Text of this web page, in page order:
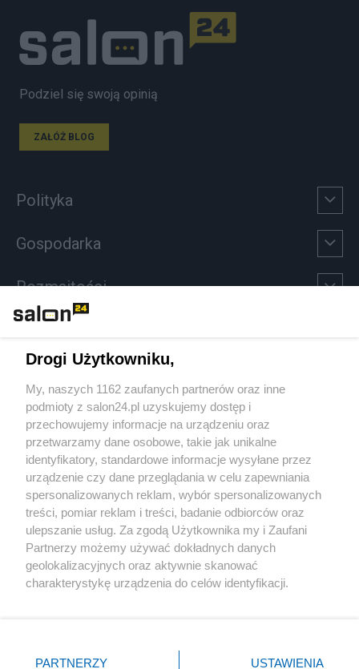
Podziel się swoją opinią
ZAŁÓŻ BLOG
Polityka
Gospodarka
Rozmaitości
Sport
Społeczeństwo
Kultura
X Facebook Instagram Youtube
Drogi Użytkowniku,
My, naszych 1162 zaufanych partnerów oraz inne
podmioty z salon24.pl uzyskujemy dostęp i
przechowujemy informacje na urządzeniu oraz
przetwarzamy dane osobowe, takie jak unikalne
identyfikatory, standardowe informacje wysyłane przez
urządzenie czy dane przeglądania w celu zapewniania
spersonalizowanych reklam, wybór spersonalizowanych
treści, pomiar reklam i treści, badanie odbiorców oraz
ulepszanie usług. Za zgodą Użytkownika my i Zaufani
Partnerzy możemy używać dokładnych danych
geolokalizacyjnych oraz aktywnie skanować
charakterystykę urządzenia do celów identyfikacji.
zmienić/wycofać klikając przycisk ustawień prywatności
PARTNERZY USTAWIENIA